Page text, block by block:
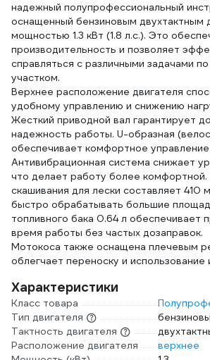
надежный полупрофессиональный
оснащенный бензиновым двухтактным
мощностью 1.3 кВт (1.8 л.с.). Это
производительность и позволяет
справляться с различными задачами по
участком.
Верхнее расположение двигателя
удобному управлению и снижению
Жесткий приводной вал гарантирует
надежность работы. U-образная
обеспечивает комфортное
Антивибрационная система снижает
что делает работу более
скашивания для лески составляет 410
быстро обрабатывать большие
топливного бака 0.64 л обеспечивает
время работы без частых дозаправок.
Мотокоса также оснащена плечевым
облегчает переноску и использование
Характеристики
Класс товара
Тип двигателя
Тактность двигателя
Расположение двигателя
верхнее